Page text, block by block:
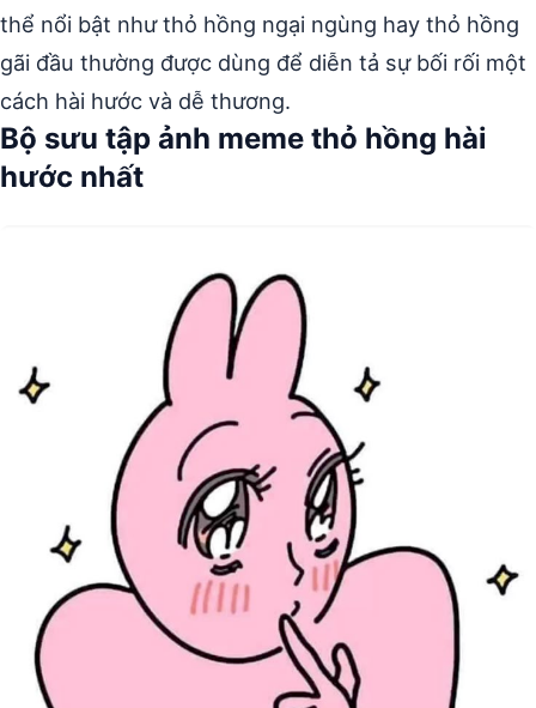
thể nổi bật như thỏ hồng ngại ngùng hay thỏ hồng
gãi đầu thường được dùng để diễn tả sự bối rối một
cách hài hước và dễ thương.
Bộ sưu tập ảnh meme thỏ hồng hài
hước nhất